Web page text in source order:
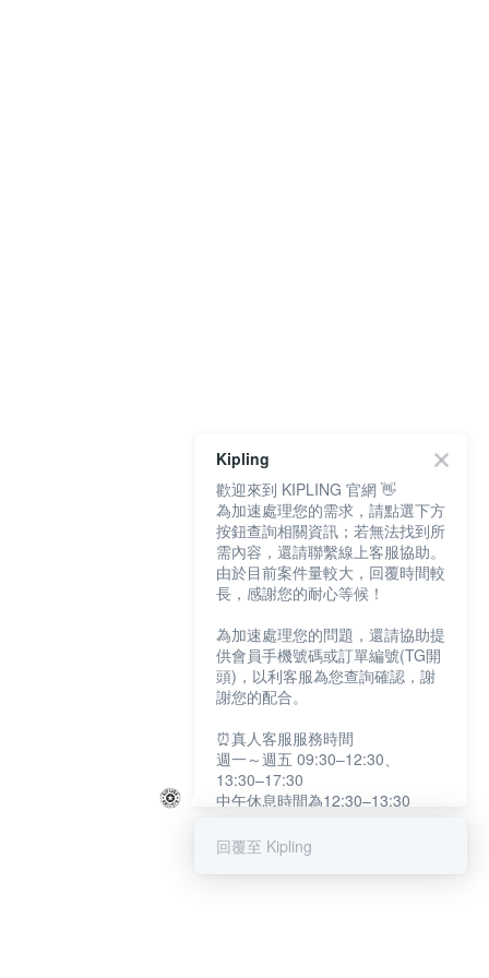
Kipling
歡迎來到 KIPLING 官網 👋
為加速處理您的需求，請點選下方
按鈕查詢相關資訊；若無法找到所
需內容，還請聯繫線上客服協助。
由於目前案件量較大，回覆時間較
長，感謝您的耐心等候！
為加速處理您的問題，還請協助提
供會員手機號碼或訂單編號(TG開
頭)，以利客服為您查詢確認，謝
謝您的配合。
⏰真人客服服務時間
週一～週五 09:30–12:30、
13:30–17:30
中午休息時間為12:30–13:30
提醒您：系統會自動已讀訊息，如
回覆至 Kipling